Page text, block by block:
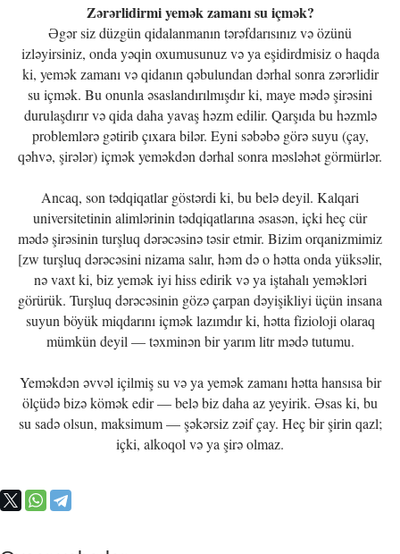
Zərərlidirmi yemək zamanı su içmək?
Əgər siz düzgün qidalanmanın tərəfdarısınız və özünü
izləyirsiniz, onda yəqin oxumusunuz və ya eşidirdmisiz o haqda
ki, yemək zamanı və qidanın qəbulundan dərhal sonra zərərlidir
su içmək. Bu onunla əsaslandırılmışdır ki, maye mədə şirəsini
durulaşdırır və qida daha yavaş həzm edilir. Qarşıda bu həzmlə
problemlərə gətirib çıxara bilər. Eyni səbəbə görə suyu (çay,
qəhvə, şirələr) içmək yeməkdən dərhal sonra məsləhət görmürlər.
Ancaq, son tədqiqatlar göstərdi ki, bu belə deyil. Kalqari
universitetinin alimlərinin tədqiqatlarına əsasən, içki heç cür
mədə şirəsinin turşluq dərəcəsinə təsir etmir. Bizim orqanizmimiz
[zw turşluq dərəcəsini nizama salır, həm də o hətta onda yüksəlir,
nə vaxt ki, biz yemək iyi hiss edirik və ya iştahalı yeməkləri
görürük. Turşluq dərəcəsinin gözə çarpan dəyişikliyi üçün insana
suyun böyük miqdarını içmək lazımdır ki, hətta fizioloji olaraq
mümkün deyil — təxminən bir yarım litr mədə tutumu.
Yeməkdən əvvəl içilmiş su və ya yemək zamanı hətta hansısa bir
ölçüdə bizə kömək edir — belə biz daha az yeyirik. Əsas ki, bu
su sadə olsun, maksimum — şəkərsiz zəif çay. Heç bir şirin qazl;
içki, alkoqol və ya şirə olmaz.